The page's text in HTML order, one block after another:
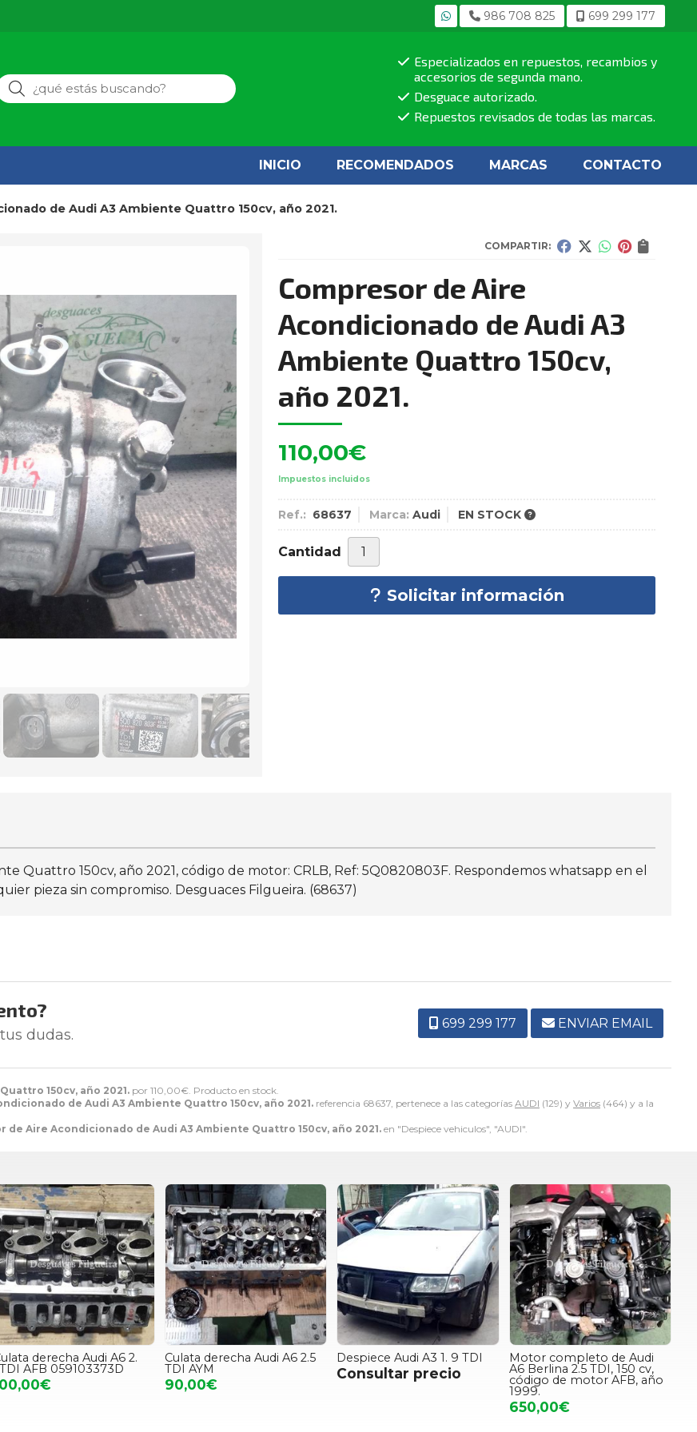
986 708 825 699 299 177
Buscar
Especializados en repuestos, recambios y
accesorios de segunda mano.
Desguace autorizado.
Repuestos revisados de todas las marcas.
INICIO RECOMENDADOS MARCAS CONTACTO
de Audi A3 Ambiente Quattro 150cv, año 2021.
COMPARTIR:
Compresor de Aire
Acondicionado de Audi A3
Ambiente Quattro 150cv,
año 2021.
110,00€
Impuestos incluidos
Ref.: 68637 Marca: Audi EN STOCK
Cantidad
Solicitar información
150cv, año 2021. por 110,00€ . Producto en stock.
de Audi A3 Ambiente Quattro 150cv, año 2021. referencia 68637, pertenece a las categorías AUDI (129) y Varios (464) y a la
de Aire Acondicionado de Audi A3 Ambiente Quattro 150cv, año 2021. en "Despiece vehiculos", "AUDI".
Quattro 150cv, año 2021, código de motor: CRLB, Ref: 5Q0820803F. Respondemos whatsapp en el
pieza sin compromiso. Desguaces Filgueira. (68637)
dudas.
699 299 177 ENVIAR EMAIL
derecha Audi A6 2.
AFB 059103373D
Culata derecha Audi A6 2.5
TDI AYM
90,00€
Despiece Audi A3 1. 9 TDI
Consultar precio
Motor completo de Audi
A6 Berlina 2.5 TDI, 150 cv,
código de motor AFB, año
1999.
650,00€